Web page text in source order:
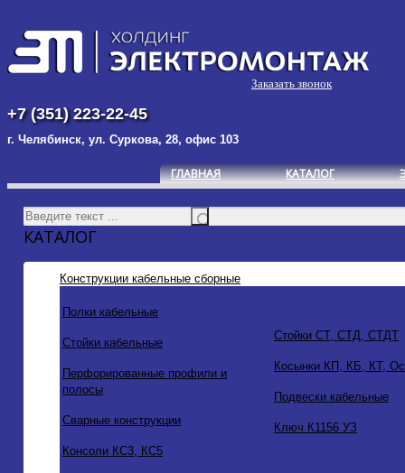
+7 (351) 223-22-45
г. Челябинск, ул. Суркова, 28, офис 103
Заказать звонок
ГЛАВНАЯ КАТАЛОГ
КАТАЛОГ
Конструкции кабельные сборные
Полки кабельные
Стойки кабельные
Перфорированные профили и
полосы
Сварные конструкции
Консоли КС3, КС5
Стойки СТ, СТД, СТДТ
Косынки КП, КБ, КТ,
Подвески кабельные
Ключ К1156 УЗ